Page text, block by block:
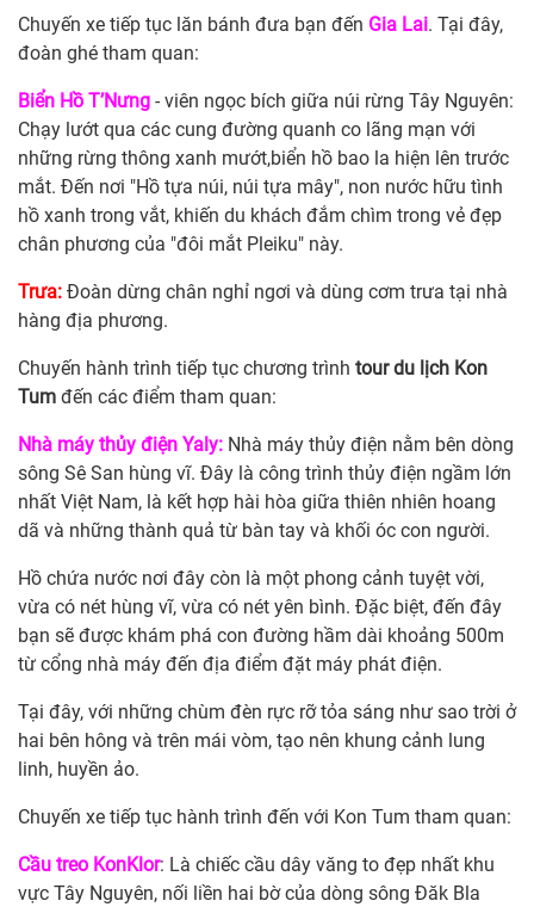
Chuyến xe tiếp tục lăn bánh đưa bạn đến Gia Lai. Tại đây,
đoàn ghé tham quan:
Biển Hồ T’Nưng - viên ngọc bích giữa núi rừng Tây Nguyên:
Chạy lướt qua các cung đường quanh co lãng mạn với
những rừng thông xanh mướt,biển hồ bao la hiện lên trước
mắt. Đến nơi "Hồ tựa núi, núi tựa mây", non nước hữu tình
hồ xanh trong vắt, khiến du khách đắm chìm trong vẻ đẹp
chân phương của "đôi mắt Pleiku" này.
Trưa: Đoàn dừng chân nghỉ ngơi và dùng cơm trưa tại nhà
hàng địa phương.
Chuyến hành trình tiếp tục chương trình tour du lịch Kon
Tum đến các điểm tham quan:
Nhà máy thủy điện Yaly: Nhà máy thủy điện nằm bên dòng
sông Sê San hùng vĩ. Đây là công trình thủy điện ngầm lớn
nhất Việt Nam, là kết hợp hài hòa giữa thiên nhiên hoang
dã và những thành quả từ bàn tay và khối óc con người.
Hồ chứa nước nơi đây còn là một phong cảnh tuyệt vời,
vừa có nét hùng vĩ, vừa có nét yên bình. Đặc biệt, đến đây
bạn sẽ được khám phá con đường hầm dài khoảng 500m
từ cổng nhà máy đến địa điểm đặt máy phát điện.
Tại đây, với những chùm đèn rực rỡ tỏa sáng như sao trời ở
hai bên hông và trên mái vòm, tạo nên khung cảnh lung
linh, huyền ảo.
Chuyến xe tiếp tục hành trình đến với Kon Tum tham quan:
Cầu treo KonKlor: Là chiếc cầu dây văng to đẹp nhất khu
vực Tây Nguyên, nối liền hai bờ của dòng sông Đăk Bla